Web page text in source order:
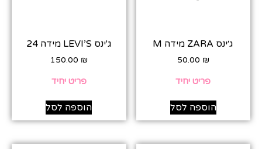
ג׳ינס ZARA מידה M
50.00 ₪
פריט יחיד
הוספה לסל
ג'ינס LEVI’S מידה 24
150.00 ₪
פריט יחיד
הוספה לסל